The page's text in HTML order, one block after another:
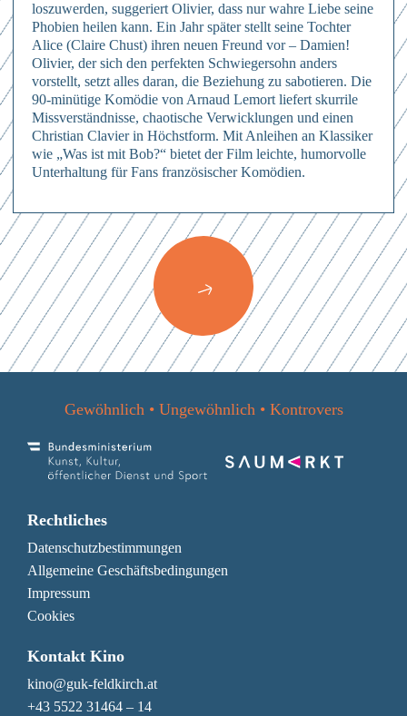
loszuwerden, suggeriert Olivier, dass nur wahre Liebe seine
Phobien heilen kann. Ein Jahr später stellt seine Tochter
Alice (Claire Chust) ihren neuen Freund vor – Damien!
Olivier, der sich den perfekten Schwiegersohn anders
vorstellt, setzt alles daran, die Beziehung zu sabotieren. Die
90-minütige Komödie von Arnaud Lemort liefert skurrile
Missverständnisse, chaotische Verwicklungen und einen
Christian Clavier in Höchstform. Mit Anleihen an Klassiker
wie „Was ist mit Bob?“ bietet der Film leichte, humorvolle
Unterhaltung für Fans französischer Komödien.
Gewöhnlich • Ungewöhnlich • Kontrovers
Rechtliches
Datenschutzbestimmungen
Allgemeine Geschäftsbedingungen
Impressum
Cookies
Kontakt Kino
kino@guk-feldkirch.at
+43 5522 31464 – 14
Anmelden
Mit dem Absenden des Formulars erkläre ich mich einverstanden mit
Datenschutzbestimmungen
Hierher ziehen & fallen lassen
oder
Abschicken
Mit dem Absenden des Formulars erkläre ich mich einverstanden mit
den Datenschutzbestimmungen
Mit dem Absenden des Formulars erkläre ich mich einverstanden mit
den
Datenschutzbestimmungen
Mit dem Absenden des Formulars erkläre ich mich einverstanden mit
den
Datenschutzbestimmungen